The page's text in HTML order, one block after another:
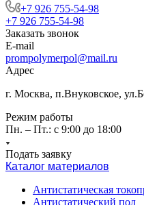
+7 926 755-54-98
+7 926 755-54-98
Заказать звонок
E-mail
prompolymerpol@mail.ru
Адрес
г. Москва, п.Внуковское,
Режим работы
Пн. – Пт.: с 9:00 до 18:00
Подать заявку
Каталог материалов
Антистатическая
Антистатический пол